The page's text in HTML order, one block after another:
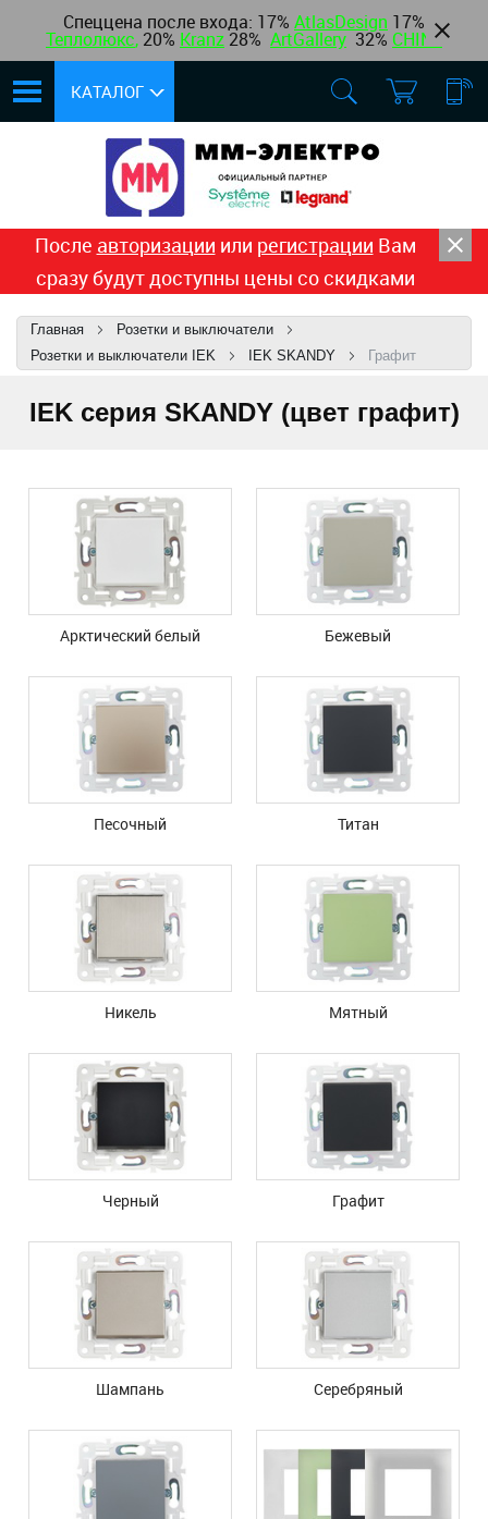
Спеццена после входа: 17% AtlasDesign 17%
Теплолюкс, 20% Kranz 28% ArtGallery 32% CHINT
КАТАЛОГ
После авторизации или регистрации Вам
сразу будут доступны цены со скидками
Главная
Розетки и выключатели
Розетки и выключатели IEK
IEK SKANDY Графит
IEK серия SKANDY (цвет графит)
Арктический белый Бежевый
Песочный Титан
Никель Мятный
Черный Графит
Шампань Серебряный